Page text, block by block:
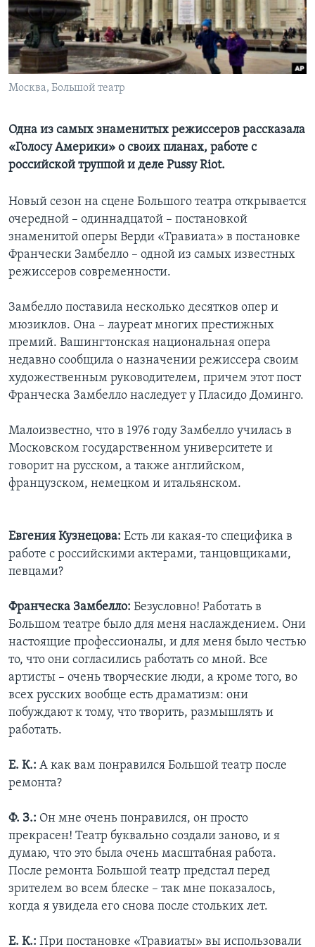
Learning English
СОЦИАЛЬНЫЕ СЕТИ
Языки
Москва, Большой театр
Одна из самых знаменитых режиссеров рассказала
«Голосу Америки» о своих планах, работе с
российской труппой и деле Pussy Riot.
Новый сезон на сцене Большого театра открывается
очередной – одиннадцатой – постановкой
знаменитой оперы Верди «Травиата» в постановке
Франчески Замбелло – одной из самых известных
режиссеров современности.
Замбелло поставила несколько десятков опер и
мюзиклов. Она – лауреат многих престижных
премий. Вашингтонская национальная опера
недавно сообщила о назначении режиссера своим
художественным руководителем, причем этот пост
Франческа Замбелло наследует у Пласидо Доминго.
Малоизвестно, что в 1976 году Замбелло училась в
Московском государственном университете и
говорит на русском, а также английском,
французском, немецком и итальянском.
Евгения Кузнецова: Есть ли какая-то специфика в
работе с российскими актерами, танцовщиками,
певцами?
Франческа Замбелло: Безусловно! Работать в
Большом театре было для меня наслаждением. Они
настоящие профессионалы, и для меня было честью
то, что они согласились работать со мной. Все
артисты – очень творческие люди, а кроме того, во
всех русских вообще есть драматизм: они
побуждают к тому, что творить, размышлять и
работать.
Е. К.: А как вам понравился Большой театр после
ремонта?
Ф. З.: Он мне очень понравился, он просто
прекрасен! Театр буквально создали заново, и я
думаю, что это была очень масштабная работа.
После ремонта Большой театр предстал перед
зрителем во всем блеске – так мне показалось,
когда я увидела его снова после стольких лет.
Е. К.: При постановке «Травиаты» вы использовали